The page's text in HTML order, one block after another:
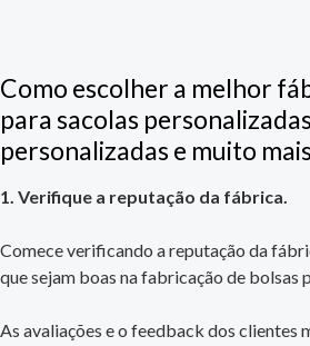
Como escolher a melhor
para sacolas
personalizadas e muito mais
1. Verifique a reputação da fábrica.
Comece verificando a reputação da
que sejam boas na fabricação de bolsas
As avaliações e o feedback dos clientes